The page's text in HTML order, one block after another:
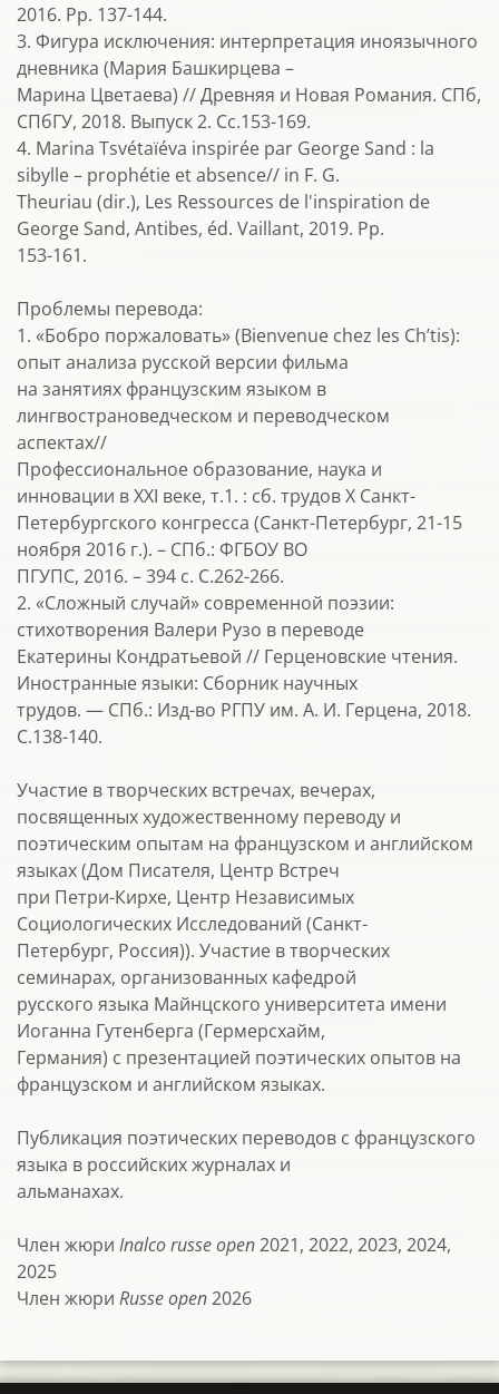
2016. Pp. 137-144.
3. Фигура исключения: интерпретация иноязычного
дневника (Мария Башкирцева –
Марина Цветаева) // Древняя и Новая Романия. СПб,
СПбГУ, 2018. Выпуск 2. Сс.153-169.
4. Marina Tsvétaïéva inspirée par George Sand : la
sibylle – prophétie et absence// in F. G.
Theuriau (dir.), Les Ressources de l'inspiration de
George Sand, Antibes, éd. Vaillant, 2019. Pp.
153-161.
Проблемы перевода:
1. «Бобро поржаловать» (Bienvenue chez les Ch’tis):
опыт анализа русской версии фильма
на занятиях французским языком в
лингвострановедческом и переводческом
аспектах//
Профессиональное образование, наука и
инновации в XXI веке, т.1. : сб. трудов Х Санкт-
Петербургского конгресса (Санкт-Петербург, 21-15
ноября 2016 г.). – СПб.: ФГБОУ ВО
ПГУПС, 2016. – 394 с. С.262-266.
2. «Сложный случай» современной поэзии:
стихотворения Валери Рузо в переводе
Екатерины Кондратьевой // Герценовские чтения.
Иностранные языки: Сборник научных
трудов. — СПб.: Изд-во РГПУ им. А. И. Герцена, 2018.
С.138-140.
Участие в творческих встречах, вечерах,
посвященных художественному переводу и
поэтическим опытам на французском и английском
языках (Дом Писателя, Центр Встреч
при Петри-Кирхе, Центр Независимых
Социологических Исследований (Санкт-
Петербург, Россия)). Участие в творческих
семинарах, организованных кафедрой
русского языка Майнцского университета имени
Иоганна Гутенберга (Гермерсхайм,
Германия) с презентацией поэтических опытов на
французском и английском языках.
Публикация поэтических переводов с французского
языка в российских журналах и
альманахах.
Член жюри Inalco russe open2021, 2022, 2023, 2024,
2025
Член жюри Russe open2026